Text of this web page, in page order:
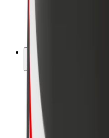
Entreprise
Project Zero